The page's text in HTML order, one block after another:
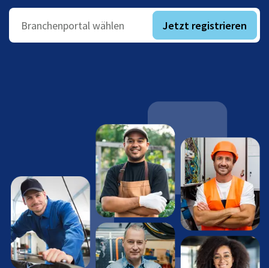
Branchenportal wählen Jetzt registrieren